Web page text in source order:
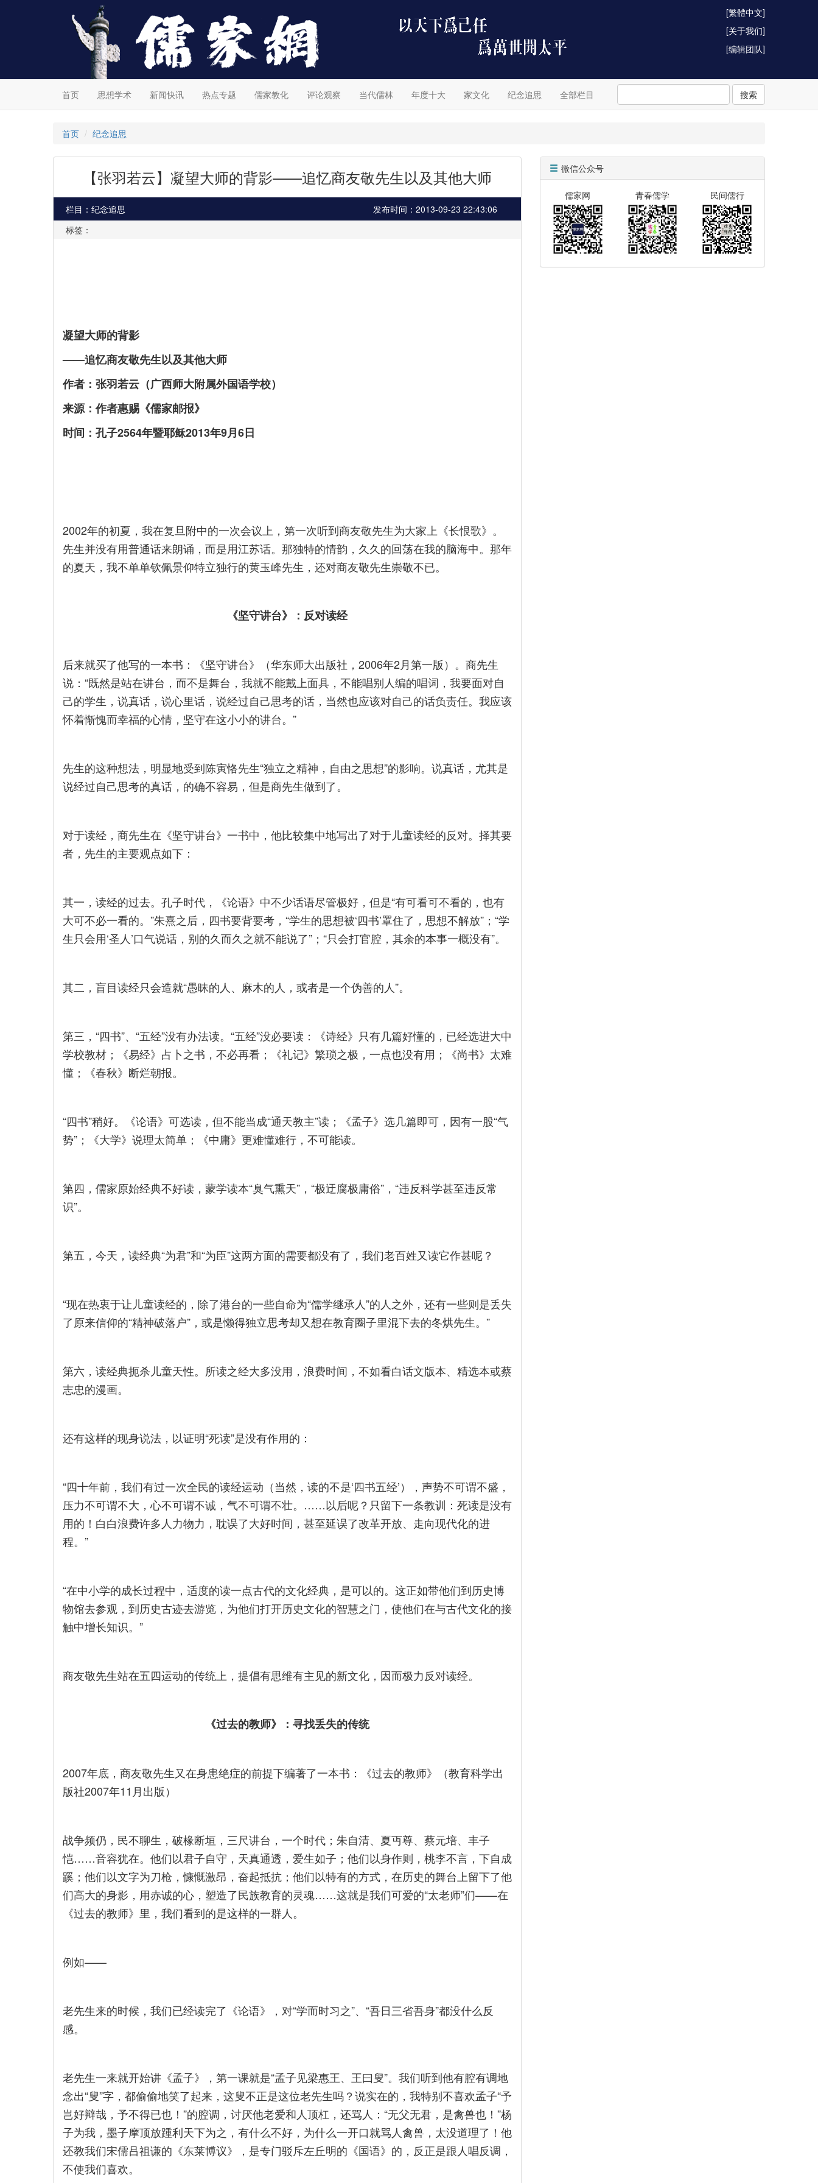
[繁體中文]
[关于我们]
[编辑团队]
首页 思想学术 新闻快讯 热点专题 儒家教化 评论观察 当代儒林 年度十大 家文化 纪念追思 全部栏目 搜索
首页 纪念追思
【张羽若云】凝望大师的背影——追忆商友敬先生以及其他大师
栏目：纪念追思
发布时间：2013-09-23 22:43:06
标签：
凝望大师的背影
——追忆商友敬先生以及其他大师
作者：张羽若云（广西师大附属外国语学校）
来源：作者惠赐《儒家邮报》
时间：孔子2564年暨耶稣2013年9月6日
2002年的初夏，我在复旦附中的一次会议上，第一次听到商友敬先生为大家上《长恨歌》。
先生并没有用普通话来朗诵，而是用江苏话。那独特的情韵，久久的回荡在我的脑海中。那年
的夏天，我不单单钦佩景仰特立独行的黄玉峰先生，还对商友敬先生崇敬不已。
《坚守讲台》：反对读经
后来就买了他写的一本书：《坚守讲台》（华东师大出版社，2006年2月第一版）。商先生
说：“既然是站在讲台，而不是舞台，我就不能戴上面具，不能唱别人编的唱词，我要面对自
己的学生，说真话，说心里话，说经过自己思考的话，当然也应该对自己的话负责任。我应该
怀着惭愧而幸福的心情，坚守在这小小的讲台。”
先生的这种想法，明显地受到陈寅恪先生“独立之精神，自由之思想”的影响。说真话，尤其是
说经过自己思考的真话，的确不容易，但是商先生做到了。
对于读经，商先生在《坚守讲台》一书中，他比较集中地写出了对于儿童读经的反对。择其要
者，先生的主要观点如下：
其一，读经的过去。孔子时代，《论语》中不少话语尽管极好，但是“有可看可不看的，也有
大可不必一看的。”朱熹之后，四书要背要考，“学生的思想被‘四书’罩住了，思想不解放”；“学
生只会用‘圣人’口气说话，别的久而久之就不能说了”；“只会打官腔，其余的本事一概没有”。
其二，盲目读经只会造就“愚昧的人、麻木的人，或者是一个伪善的人”。
第三，“四书”、“五经”没有办法读。“五经”没必要读：《诗经》只有几篇好懂的，已经选进大中
学校教材；《易经》占卜之书，不必再看；《礼记》繁琐之极，一点也没有用；《尚书》太难
懂；《春秋》断烂朝报。
“四书”稍好。《论语》可选读，但不能当成“通天教主”读；《孟子》选几篇即可，因有一股“气
势”；《大学》说理太简单；《中庸》更难懂难行，不可能读。
第四，儒家原始经典不好读，蒙学读本“臭气熏天”，“极迂腐极庸俗”，“违反科学甚至违反常
识”。
第五，今天，读经典“为君”和“为臣”这两方面的需要都没有了，我们老百姓又读它作甚呢？
“现在热衷于让儿童读经的，除了港台的一些自命为“儒学继承人”的人之外，还有一些则是丢失
了原来信仰的“精神破落户”，或是懒得独立思考却又想在教育圈子里混下去的冬烘先生。”
第六，读经典扼杀儿童天性。所读之经大多没用，浪费时间，不如看白话文版本、精选本或蔡
志忠的漫画。
还有这样的现身说法，以证明“死读”是没有作用的：
“四十年前，我们有过一次全民的读经运动（当然，读的不是‘四书五经’），声势不可谓不盛，
压力不可谓不大，心不可谓不诚，气不可谓不壮。……以后呢？只留下一条教训：死读是没有
用的！白白浪费许多人力物力，耽误了大好时间，甚至延误了改革开放、走向现代化的进
程。”
“在中小学的成长过程中，适度的读一点古代的文化经典，是可以的。这正如带他们到历史博
物馆去参观，到历史古迹去游览，为他们打开历史文化的智慧之门，使他们在与古代文化的接
触中增长知识。”
商友敬先生站在五四运动的传统上，提倡有思维有主见的新文化，因而极力反对读经。
《过去的教师》：寻找丢失的传统
2007年底，商友敬先生又在身患绝症的前提下编著了一本书：《过去的教师》（教育科学出
版社2007年11月出版）
战争频仍，民不聊生，破椽断垣，三尺讲台，一个时代；朱自清、夏丏尊、蔡元培、丰子
恺……音容犹在。他们以君子自守，天真通透，爱生如子；他们以身作则，桃李不言，下自成
蹊；他们以文字为刀枪，慷慨激昂，奋起抵抗；他们以特有的方式，在历史的舞台上留下了他
们高大的身影，用赤诚的心，塑造了民族教育的灵魂……这就是我们可爱的“太老师”们——在
《过去的教师》里，我们看到的是这样的一群人。
例如——
老先生来的时候，我们已经读完了《论语》，对“学而时习之”、“吾日三省吾身”都没什么反
感。
老先生一来就开始讲《孟子》，第一课就是“孟子见梁惠王、王曰叟”。我们听到他有腔有调地
念出“叟”字，都偷偷地笑了起来，这叟不正是这位老先生吗？说实在的，我特别不喜欢孟子“予
岂好辩哉，予不得已也！”的腔调，讨厌他老爱和人顶杠，还骂人：“无父无君，是禽兽也！”杨
子为我，墨子摩顶放踵利天下为之，有什么不好，为什么一开口就骂人禽兽，太没道理了！他
还教我们宋儒吕祖谦的《东莱博议》，是专门驳斥左丘明的《国语》的，反正是跟人唱反调，
不使我们喜欢。
微信公众号
儒家网 青春儒学 民间儒行